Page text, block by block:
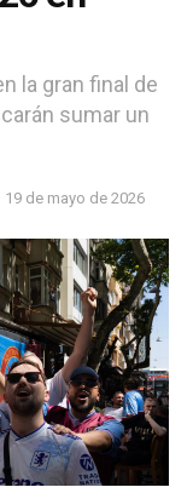
la gran final de
sumar un
19 de mayo de 2026